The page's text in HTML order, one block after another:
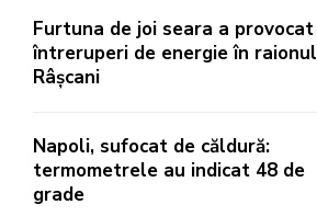
Furtuna de joi seara a provocat
întreruperi de energie în raionul
Râșcani
Napoli, sufocat de căldură:
termometrele au indicat 48 de
grade